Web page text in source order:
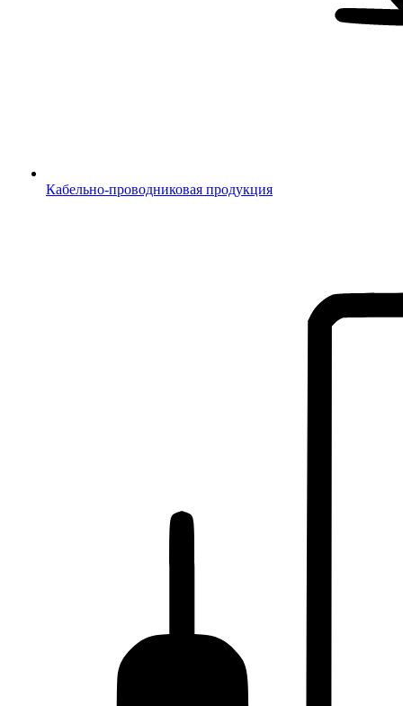
Кабельно-проводниковая продукция